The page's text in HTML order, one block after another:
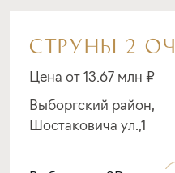
СТРУНЫ 2 ОЧ.
Цена от 13.67 млн ₽
Выборгский район,
Шостаковича ул.,1